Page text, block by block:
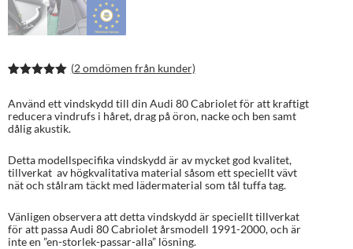
baserat på
kundrecens
ioner
(2omdömen från kunder)
Använd ett vindskydd till din Audi 80 Cabriolet för att kraftigt
reducera vindrufs i håret, drag på öron, nacke och ben samt
dålig akustik.
Detta modellspecifika vindskydd är av mycket god kvalitet,
tillverkat av högkvalitativa material såsom ett speciellt vävt
nät och stålram täckt med lädermaterial som tål tuffa tag.
Vänligen observera att detta vindskydd är speciellt tillverkat
för att passa Audi 80 Cabriolet årsmodell 1991-2000, och är
inte en ”en-storlek-passar-alla” lösning.